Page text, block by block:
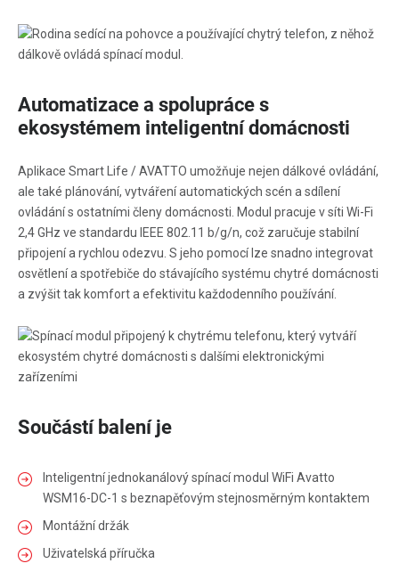
Automatizace a spolupráce s
ekosystémem inteligentní domácnosti
Aplikace Smart Life / AVATTO umožňuje nejen dálkové ovládání,
ale také plánování, vytváření automatických scén a sdílení
ovládání s ostatními členy domácnosti. Modul pracuje v síti Wi-Fi
2,4 GHz ve standardu IEEE 802.11 b/g/n, což zaručuje stabilní
připojení a rychlou odezvu. S jeho pomocí lze snadno integrovat
osvětlení a spotřebiče do stávajícího systému chytré domácnosti
a zvýšit tak komfort a efektivitu každodenního používání.
Součástí balení je
Inteligentní jednokanálový spínací modul WiFi Avatto
WSM16-DC-1 s beznapěťovým stejnosměrným kontaktem
Montážní držák
Uživatelská příručka